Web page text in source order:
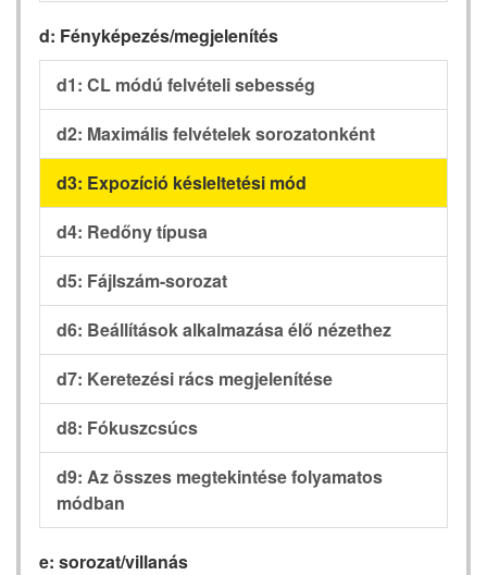
d: Fényképezés/megjelenítés
d1: CL módú felvételi sebesség
d2: Maximális felvételek sorozatonként
d3: Expozíció késleltetési mód
d4: Redőny típusa
d5: Fájlszám-sorozat
d6: Beállítások alkalmazása élő nézethez
d7: Keretezési rács megjelenítése
d8: Fókuszcsúcs
d9: Az összes megtekintése folyamatos
módban
e: sorozat/villanás